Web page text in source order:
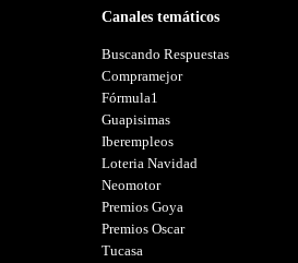
Canales temáticos
Buscando Respuestas
Compramejor
Fórmula1
Guapisimas
Iberempleos
Loteria Navidad
Neomotor
Premios Goya
Premios Oscar
Tucasa